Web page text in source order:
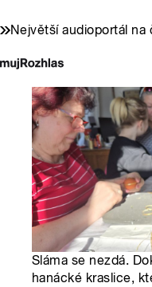
Největší audioportál
Sláma se nezdá.
hanácké kraslice,